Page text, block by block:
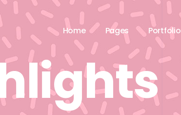
Home Pages Portfolio